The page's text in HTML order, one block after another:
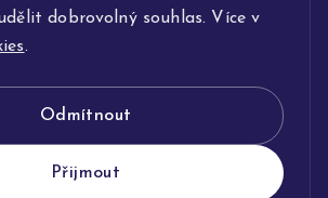
dobrovolný souhlas. Více v
.
Odmítnout
Přijmout